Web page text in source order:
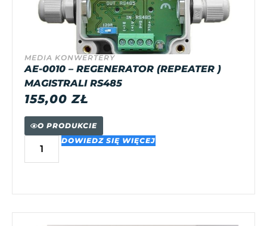
MEDIA KONWERTERY
AE-0010 – REGENERATOR (REPEATER )
MAGISTRALI RS485
155,00ZŁ
O PRODUKCIE
DOWIEDZ SIĘ WIĘCEJ